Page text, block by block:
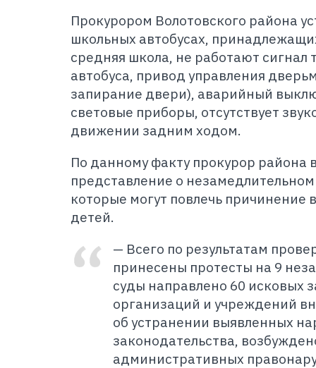
Прокурором Волотовского района
школьных автобусах,
средняя школа, не работают сигнал
автобуса, привод управления
запирание двери), аварийный
световые приборы, отсутствует
движении задним ходом.
По данному факту прокурор района
представление о
которые могут повлечь
детей.
— Всего по результатам
принесены протесты на 9
суды направлено 60 исковых
организаций и учреждений
об устранении выявленных
законодательства,
административных